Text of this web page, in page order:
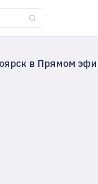
в Прямом